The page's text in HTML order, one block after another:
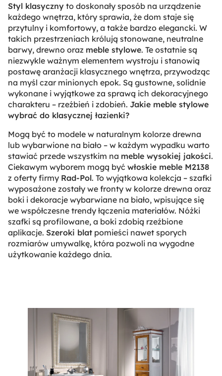
Styl klasyczny to doskonały sposób na urządzenie
każdego wnętrza, który sprawia, że dom staje się
przytulny i komfortowy, a także bardzo elegancki. W
takich przestrzeniach królują stonowane, neutralne
barwy, drewno oraz meble stylowe. Te ostatnie są
niezwykle ważnym elementem wystroju i stanowią
postawę aranżacji klasycznego wnętrza, przywodząc
na myśl czar minionych epok. Są gustowne, solidnie
wykonane i wyjątkowe za sprawą ich dekoracyjnego
charakteru – rzeźbień i zdobień. Jakie meble stylowe
wybrać do klasycznej łazienki?
Mogą być to modele w naturalnym kolorze drewna
lub wybarwione na biało – w każdym wypadku warto
stawiać przede wszystkim na meble wysokiej jakości.
Ciekawym wyborem mogą być włoskie meble M2138
z oferty firmy Rad-Pol. To wyjątkowa kolekcja – szafki
wyposażone zostały we fronty w kolorze drewna oraz
boki i dekoracje wybarwiane na biało, wpisujące się
we współczesne trendy łączenia materiałów. Nóżki
szafki są profilowane, a boki zdobią rzeźbione
aplikacje. Szeroki blat pomieści nawet sporych
rozmiarów umywalkę, która pozwoli na wygodne
użytkowanie każdego dnia.